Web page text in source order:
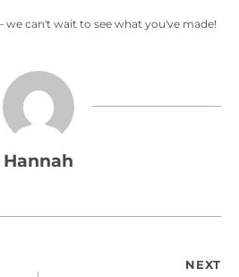
we can't wait to see what you've made!
Hannah
NEXT